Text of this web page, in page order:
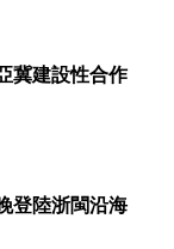
冀建設性合作
登陸浙閩沿海